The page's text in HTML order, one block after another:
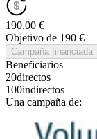
190,00 €
Objetivo de 190 €
Campaña financiada
Beneficiarios
20directos
100indirectos
Una campaña de: